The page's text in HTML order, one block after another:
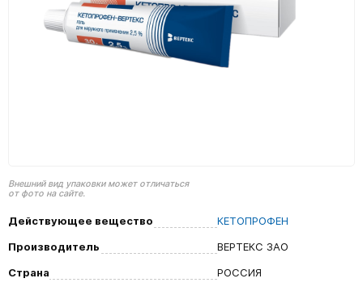
Внешний вид упаковки может отличаться
от фото на сайте.
Действующее вещество
КЕТОПРОФЕН
Производитель
ВЕРТЕКС ЗАО
Страна
РОССИЯ